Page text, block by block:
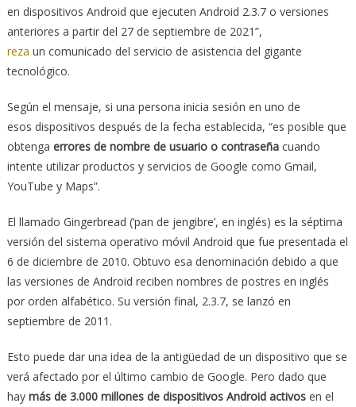
en dispositivos Android que ejecuten Android 2.3.7 o versiones
anteriores a partir del 27 de septiembre de 2021”,
reza un comunicado del servicio de asistencia del gigante
tecnológico.
Según el mensaje, si una persona inicia sesión en uno de
esos dispositivos después de la fecha establecida, “es posible que
obtenga errores de nombre de usuario o contraseñacuando
intente utilizar productos y servicios de Google como Gmail,
YouTube y Maps”.
El llamado Gingerbread (‘pan de jengibre’, en inglés) es la séptima
versión del sistema operativo móvil Android que fue presentada el
6 de diciembre de 2010. Obtuvo esa denominación debido a que
las versiones de Android reciben nombres de postres en inglés
por orden alfabético. Su versión final, 2.3.7, se lanzó en
septiembre de 2011.
Esto puede dar una idea de la antigüedad de un dispositivo que se
verá afectado por el último cambio de Google. Pero dado que
hay más de 3.000 millones de dispositivos Android activosen el